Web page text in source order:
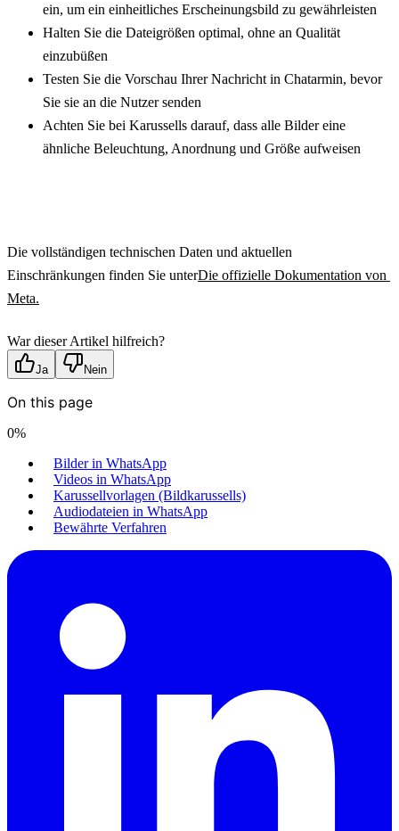
ein, um ein einheitliches Erscheinungsbild zu gewährleisten
Halten Sie die Dateigrößen optimal, ohne an Qualität
einzubüßen
Testen Sie die Vorschau Ihrer Nachricht in Chatarmin, bevor
Sie sie an die Nutzer senden
Achten Sie bei Karussells darauf, dass alle Bilder eine
ähnliche Beleuchtung, Anordnung und Größe aufweisen
Die vollständigen technischen Daten und aktuellen
Einschränkungen finden Sie unterDie offizielle Dokumentation von
Meta.
War dieser Artikel hilfreich?
Ja Nein
On this page
0%
Bilder in WhatsApp
Videos in WhatsApp
Karussellvorlagen (Bildkarussells)
Audiodateien in WhatsApp
Bewährte Verfahren